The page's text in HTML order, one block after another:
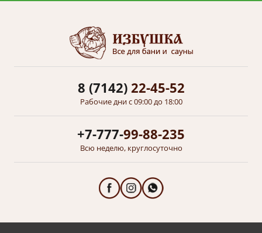
8 (7142)22-45-52
Рабочие дни с 09:00 до 18:00
+7-777-99-88-235
Всю неделю, круглосуточно